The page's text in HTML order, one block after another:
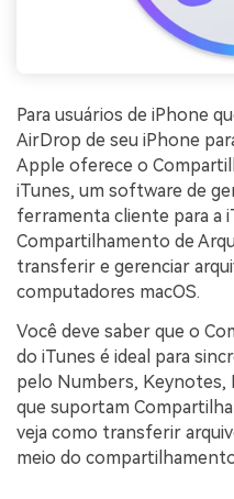
Para usuários de iPhone
AirDrop de seu iPhone
Apple oferece o
iTunes, um software de
ferramenta cliente para a
Compartilhamento de
transferir e gerenciar
computadores macOS.
Você deve saber que o
do iTunes é ideal para
pelo Numbers, Keynotes,
que suportam
veja como transferir
meio do